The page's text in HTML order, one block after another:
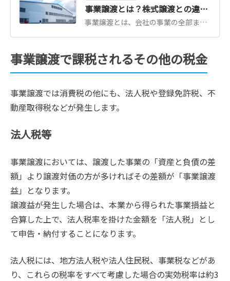
事業譲渡とは？株式譲渡との違い・手続き・税金をわかりやすく解説【図解】
事業譲渡とは、会社の事業の全部または一部を売買するM&A手法です。株式譲渡との違い、向いているケース、手続きの流れ、税金、従業員・契約の引き継ぎまで図解で解説します。
事業譲渡で課税されるその他の税金
事業譲渡では消費税の他にも、法人税や登録免許税、不
動産取得税などが発生します。
法人税等
事業譲渡においては、譲渡した事業の「資産と負債の差
額」より譲渡対価の方が多ければその差額が「事業譲渡
益」となります。
譲渡益が発生した場合は、本業から得られた事業損益と
合算した上で、法人税率を掛けた金額を「法人税」とし
て申告・納付することになります。
法人税には、地方法人税や法人住民税、事業税などがあ
り、これらの税率をすべて考慮した場合の実効税率は約3